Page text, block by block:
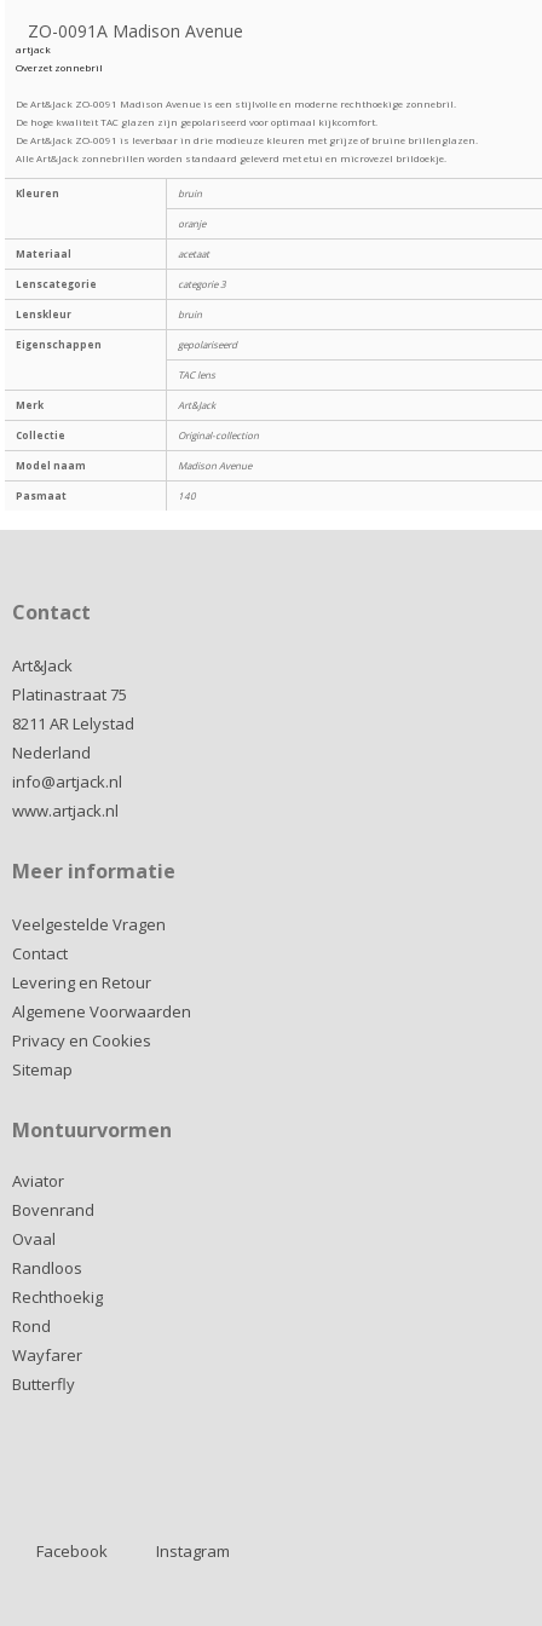
ZO-0091A Madison Avenue
artjack
Overzet zonnebril
De Art&Jack ZO-0091 Madison Avenue is een stijlvolle en moderne rechthoekige zonnebril.
De hoge kwaliteit TAC glazen zijn gepolariseerd voor optimaal kijkcomfort.
De Art&Jack ZO-0091 is leverbaar in drie modieuze kleuren met grijze of bruine brillenglazen.
Alle Art&Jack zonnebrillen worden standaard geleverd met etui en microvezel brildoekje.
Kleuren bruin
oranje
Materiaal acetaat
Lenscategorie categorie 3
Lenskleur bruin
Eigenschappen gepolariseerd
TAC lens
Merk Art&Jack
Collectie Original-collection
Model naam Madison Avenue
Pasmaat 140
Contact
Art&Jack
Platinastraat 75
8211 AR Lelystad
Nederland
info@artjack.nl
www.artjack.nl
Meer informatie
Veelgestelde Vragen
Contact
Levering en Retour
Algemene Voorwaarden
Privacy en Cookies
Sitemap
Montuurvormen
Aviator
Bovenrand
Ovaal
Randloos
Rechthoekig
Rond
Wayfarer
Butterfly
Facebook Instagram